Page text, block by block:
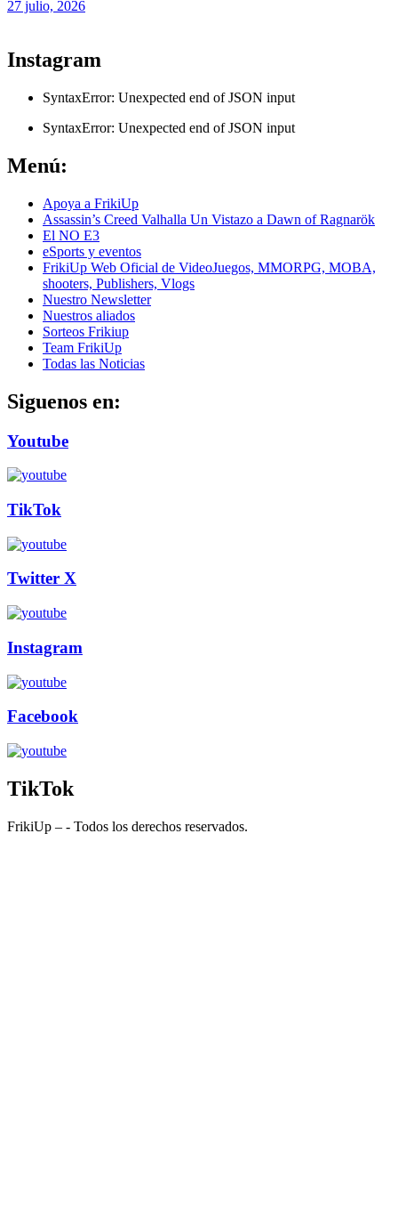
27 julio, 2026
Instagram
SyntaxError: Unexpected end of JSON input
SyntaxError: Unexpected end of JSON input
Menú:
Apoya a FrikiUp
Assassin’s Creed Valhalla Un Vistazo a Dawn of Ragnarök
El NO E3
eSports y eventos
FrikiUp Web Oficial de VideoJuegos, MMORPG, MOBA,
shooters, Publishers, Vlogs
Nuestro Newsletter
Nuestros aliados
Sorteos Frikiup
Team FrikiUp
Todas las Noticias
Siguenos en:
Youtube
TikTok
Twitter X
Instagram
Facebook
TikTok
FrikiUp – - Todos los derechos reservados.